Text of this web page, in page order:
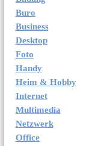
Buro
Business
Desktop
Foto
Handy
Heim & Hobby
Internet
Multimedia
Netzwerk
Office